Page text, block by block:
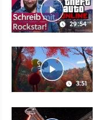
29:54
3:51